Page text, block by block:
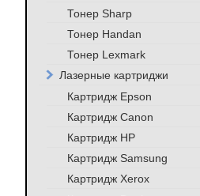
Тонер Sharp
Тонер Handan
Тонер Lexmark
Лазерные картриджи
Картридж Epson
Картридж Canon
Картридж HP
Картридж Samsung
Картридж Xerox